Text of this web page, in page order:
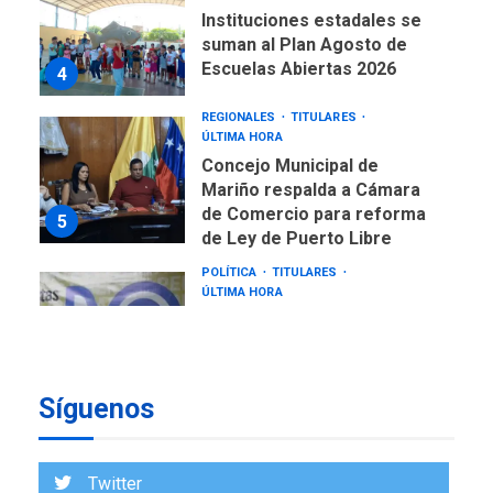
4
Instituciones estadales se
suman al Plan Agosto de
Escuelas Abiertas 2026
5
REGIONALES
TITULARES
ÚLTIMA HORA
Concejo Municipal de
Mariño respalda a Cámara
de Comercio para reforma
de Ley de Puerto Libre
POLÍTICA
TITULARES
ÚLTIMA HORA
Síguenos
Twitter